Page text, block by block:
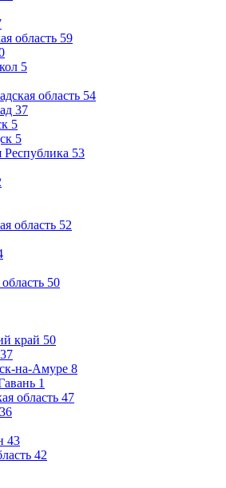
область 59
5
область 54
37
5
5
Республика 53
область 52
50
край 50
37
на-Амуре 8
1
область 47
36
43
42